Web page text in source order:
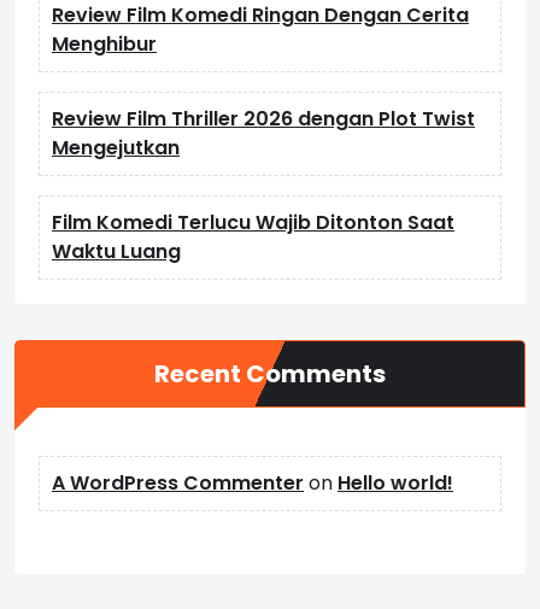
Review Film Komedi Ringan Dengan Cerita
Menghibur
Review Film Thriller 2026 dengan Plot Twist
Mengejutkan
Film Komedi Terlucu Wajib Ditonton Saat
Waktu Luang
Recent Comments
A WordPress Commenter on Hello world!